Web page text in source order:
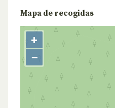
Mapa de recogidas
+
−